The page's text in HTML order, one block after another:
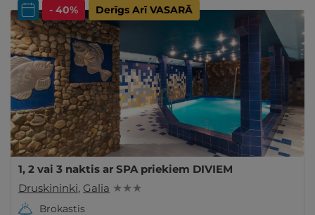
- 40% Derīgs Arī VASARĀ
1, 2 vai 3 naktis ar SPA priekiem DIVIEM
Druskininki, Galia ★ ★ ★
Brokastis